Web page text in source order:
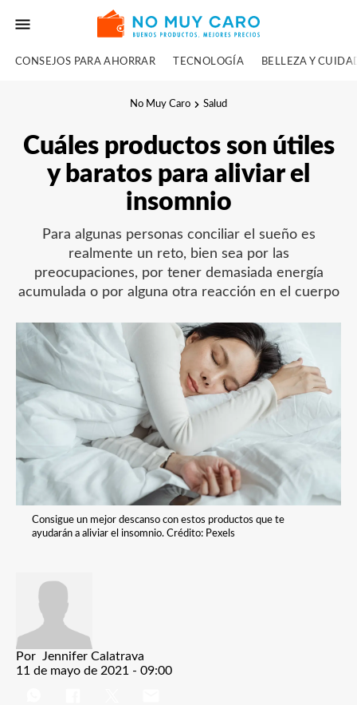
CONSEJOS PARA AHORRAR TECNOLOGÍA BELLEZA Y
No Muy Caro Salud
Cuáles productos son útiles
y baratos para aliviar el
insomnio
Para algunas personas conciliar el sueño es
realmente un reto, bien sea por las
preocupaciones, por tener demasiada energía
acumulada o por alguna otra reacción en el cuerpo
Consigue un mejor descanso con estos productos que te
ayudarán a aliviar el insomnio. Crédito: Pexels
Por Jennifer Calatrava
11 de mayo de 2021 - 09:00